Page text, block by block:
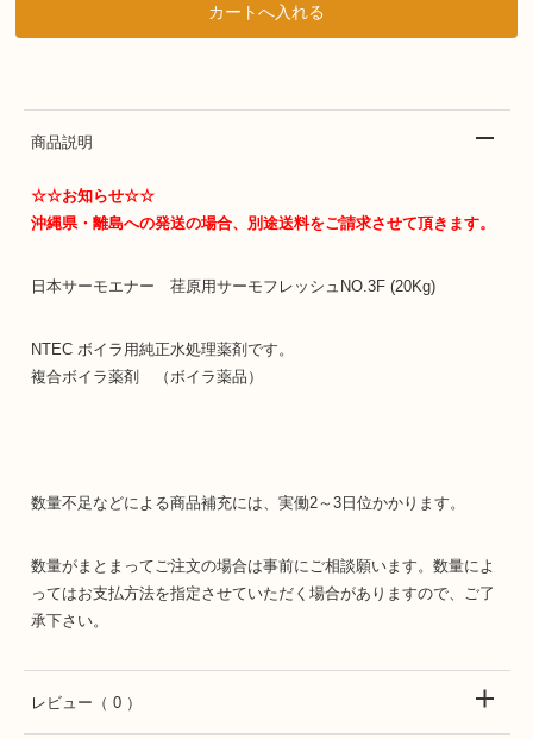
商品説明
☆☆お知らせ☆☆
沖縄県・離島への発送の場合、別途送料をご請求させて頂きます。
日本サーモエナー 荏原用サーモフレッシュNO.3F (20Kg)
NTEC ボイラ用純正水処理薬剤です。
複合ボイラ薬剤 （ボイラ薬品）
数量不足などによる商品補充には、実働2～3日位かかります。
数量がまとまってご注文の場合は事前にご相談願います。数量によ
ってはお支払方法を指定させていただく場合がありますので、ご了
承下さい。
レビュー （ 0 ）